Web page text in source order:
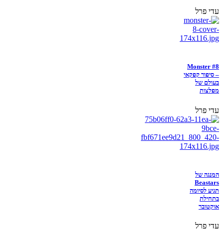
עדי פרל
Monster #8
– סיפור קפקאי
בעולם של
מפלצות
עדי פרל
המנגה של
Beastars
תגיע לסיומה
בתחילת
אוקטובר
עדי פרל